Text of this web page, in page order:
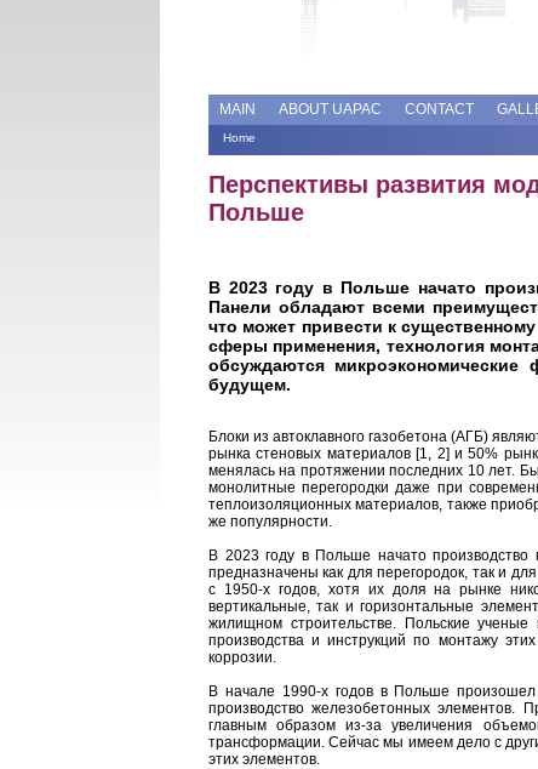
MAIN ABOUT UAPAC CONTACT
You are here
Home
Перспективы развития
Польше
В 2023 году в Польше начато
Панели обладают всеми
что может привести к
сферы применения, технология
обсуждаются
будущем.
Блоки из автоклавного газобетона (АГБ)
рынка стеновых материалов [1, 2] и 50%
менялась на протяжении последних 10 лет.
монолитные перегородки даже при
теплоизоляционных материалов, также
же популярности.
В 2023 году в Польше начато
предназначены как для перегородок, так и
с 1950-х годов, хотя их доля на рынке
вертикальные, так и горизонтальные
жилищном строительстве. Польские ученые
производства и инструкций по монтажу
коррозии.
В начале 1990-х годов в Польше произошел
производство железобетонных элементов.
главным образом из-за увеличения
трансформации. Сейчас мы имеем дело с
этих элементов.